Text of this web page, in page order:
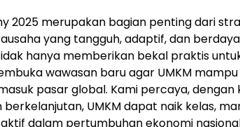
2025 merupakan bagian penting dari
yang tangguh, adaptif, dan
hanya memberikan bekal praktis
wawasan baru agar UMKM
pasar global. Kami percaya,
berkelanjutan, UMKM dapat naik kelas,
dalam pertumbuhan ekonomi